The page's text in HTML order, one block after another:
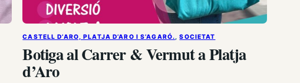
CASTELL D’ARO, PLATJA D’ARO I S’AGARÓ. , SOCIETAT
Botiga al Carrer & Vermut a Platja
d’Aro